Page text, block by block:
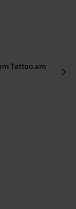
Tattoo am